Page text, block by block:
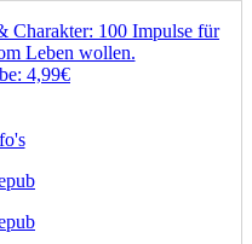
rettet
Charakter: 100 Impulse für
Leben wollen.
4,99€